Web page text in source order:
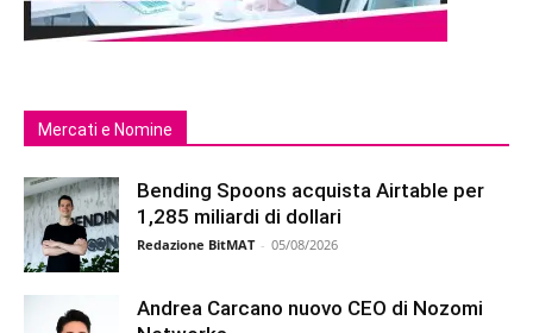
Mercati e Nomine
Bending Spoons acquista Airtable per
1,285 miliardi di dollari
Redazione BitMAT - 05/08/2026
Andrea Carcano nuovo CEO di Nozomi